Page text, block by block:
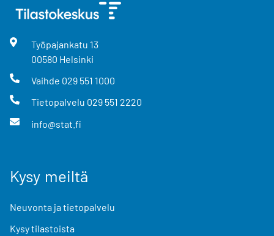
Työpajankatu 13
00580 Helsinki
Vaihde 029 551 1000
Tietopalvelu 029 551 2220
info@stat.fi
Kysy meiltä
Neuvonta ja tietopalvelu
Kysy tilastoista